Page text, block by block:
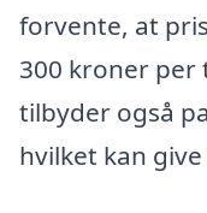
forvente, at
300 kroner
tilbyder også
hvilket kan